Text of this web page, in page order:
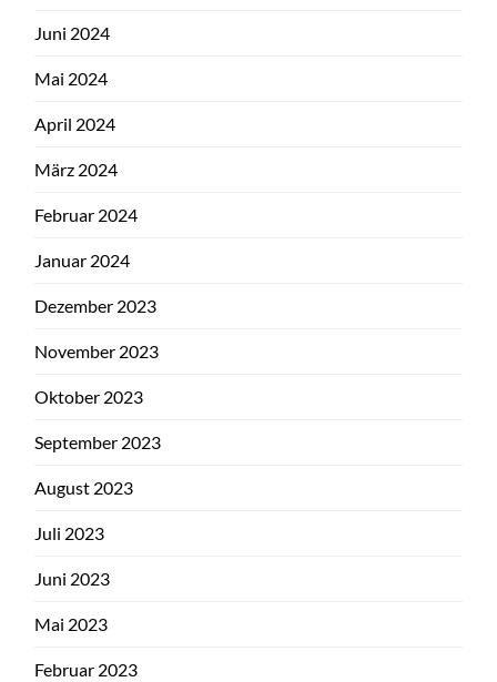
Juni 2024
Mai 2024
April 2024
März 2024
Februar 2024
Januar 2024
Dezember 2023
November 2023
Oktober 2023
September 2023
August 2023
Juli 2023
Juni 2023
Mai 2023
Februar 2023